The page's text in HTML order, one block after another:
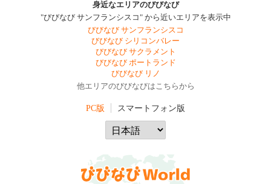
身近なエリアのびびなび
"びびなび サンフランシスコ" から近いエリアを表示中
びびなび サンフランシスコ
びびなび シリコンバレー
びびなび サクラメント
びびなび ポートランド
びびなび リノ
他エリアのびびなびはこちらから
PC版 スマートフォン版